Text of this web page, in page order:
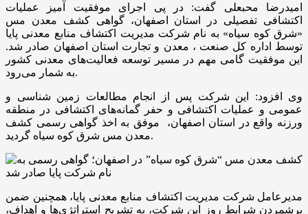
امیدرضا محبعلی گفت: در پی اجرای موفقیت آمیز عملیات
اکتشافی تفصیلی در استان اصفهان، گواهی کشف معدن مس
«شرق کوه سیاه» به نام شرکت مدیریت اکتشاف منابع معدنی پایا
توسط اداره کل صنعت ، معدن و تجارت استان اصفهان صادر شد.
این موفقیت گامی مهم در مسیر توسعه فعالیت‌های معدنی کشور
به شمار می‌رود.
وی افزود: این شرکت پس از انجام مطالعات زمین شناسی و
عمومی و عملیات اکتشافی و حفر گمانه‌های اکتشافی در منطقه
ورزنه واقع در استان اصفهان، موفق به اخذ گواهی رسمی کشف
معدن مس شرق کوه سیاه گردید.
مدیرعامل شرکت مدیریت اکتشاف منابع معدنی پایا، همچنین ضمن
برشمردن شرایط روز این شرکت، به تشریح استراتژی‌ها و اهداف،